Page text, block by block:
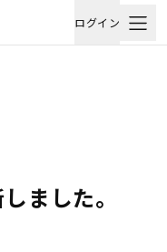
ログイン
ました。